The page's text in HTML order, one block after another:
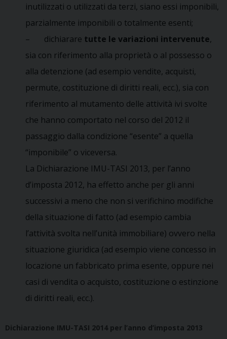
inutilizzati o utilizzati da terzi, siano essi imponibili,
parzialmente imponibili o totalmente esenti;
– dichiarare tutte le variazioni intervenute,
sia con riferimento alla proprietà o al possesso o
alla detenzione (ad esempio vendite, acquisti,
permute, costituzione di diritti reali, ecc.), sia con
riferimento al mutamento delle attività ivi svolte
che hanno comportato nel corso del 2012 il
passaggio dalla condizione “esente” a quella
“imponibile” o viceversa.
La Dichiarazione IMU-TASI 2013, per l’anno
d’imposta 2012, ha effetto anche per gli anni
successivi a meno che non si verifichino modifiche
della situazione di fatto (ad esempio cambia
l’attività svolta nell’unità immobiliare) ovvero nella
situazione giuridica (ad esempio viene concesso in
locazione un fabbricato prima esente, oppure nei
casi di vendita o acquisto, costituzione o estinzione
di diritti reali, ecc.).
Dichiarazione IMU-TASI 2014 per l’anno d’imposta 2013